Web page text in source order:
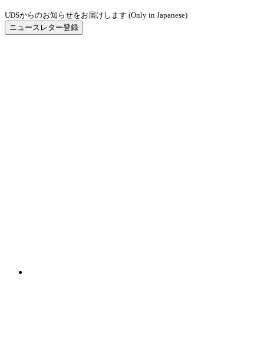
UDSからのお知らせをお届けします (Only in Japanese)
ニュースレター登録